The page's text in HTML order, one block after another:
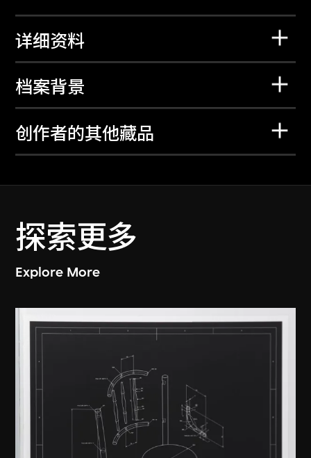
详细资料
档案背景
创作者的其他藏品
探索更多
Explore More